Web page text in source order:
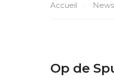
Accueil News
Op de